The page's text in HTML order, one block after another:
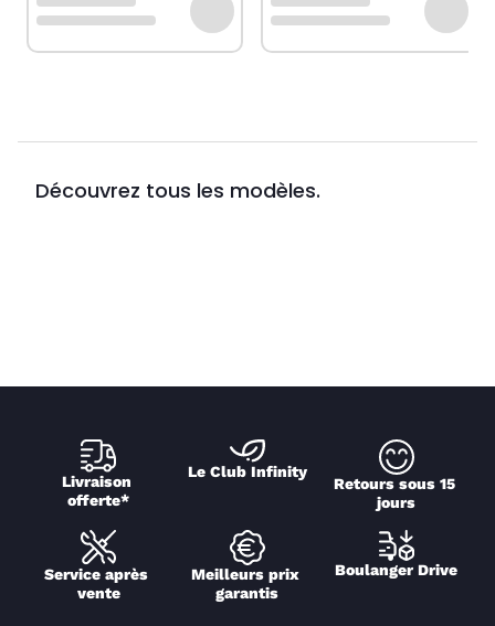
Découvrez tous les modèles.
Livraison
offerte*
Le Club Infinity
Retours sous 15
jours
Service après
vente
Meilleurs prix
garantis
Boulanger Drive